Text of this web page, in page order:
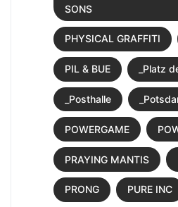
SONS
PHYSICAL GRAFFITI
PIL & BUE _Platz
_Posthalle
POWERGAME
PRAYING MANTIS
PRONG PURE INC